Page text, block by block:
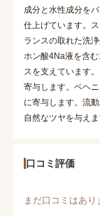
成分と水性成分を
仕上げています。
ランスの取れた洗
ホン酸4Na液を含
スを支えています
寄与します。ベヘ
に寄与します。流
自然なツヤを与えま
口コミ評価
まだ口コミはあ